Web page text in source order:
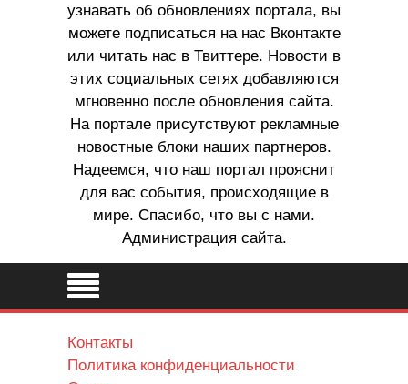
узнавать об обновлениях портала, вы
можете подписаться на нас Вконтакте
или читать нас в Твиттере. Новости в
этих социальных сетях добавляются
мгновенно после обновления сайта.
На портале присутствуют рекламные
новостные блоки наших партнеров.
Надеемся, что наш портал прояснит
для вас события, происходящие в
мире. Спасибо, что вы с нами.
Администрация сайта.
Контакты
Политика конфиденциальности